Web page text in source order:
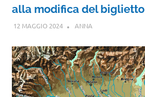
alla modifica del biglietto
12 MAGGIO 2024 ANNA